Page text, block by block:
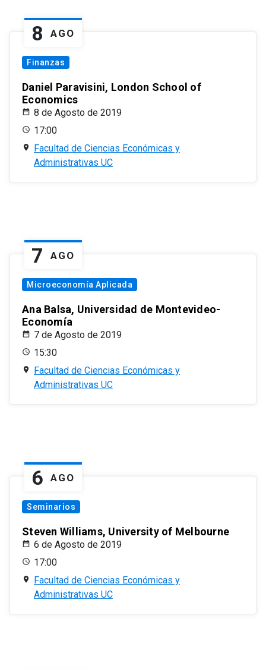
8 AGO
Finanzas
Daniel Paravisini, London School of
Economics
8 de Agosto de 2019
17:00
Facultad de Ciencias Económicas y
Administrativas UC
7 AGO
Microeconomía Aplicada
Ana Balsa, Universidad de Montevideo-
Economía
7 de Agosto de 2019
15:30
Facultad de Ciencias Económicas y
Administrativas UC
6 AGO
Seminarios
Steven Williams, University of Melbourne
6 de Agosto de 2019
17:00
Facultad de Ciencias Económicas y
Administrativas UC